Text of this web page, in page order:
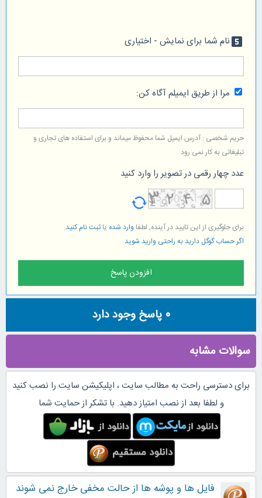
looks_5نام شما برای نمایش - اختیاری
مرا از طریق ایمیلم آگاه کن:
حریم شخصی : آدرس ایمیل شما محفوظ میماند و برای استفاده های تجاری و
تبلیغاتی به کار نمی رود
عدد چهار رقمی در تصویر را وارد کنید
برای جلوگیری از این تایید در آینده, لطفا وارد شده یاثبت نام کنید.
اگر حساب گوگل دارید به راحتی وارید شوید
0 پاسخ وجود دارد
سوالات مشابه
برای دسترسی راحت به مطالب سایت ، اپلیکیشن سایت را نصب کنید
و لطفا بعد از نصب امتیاز دهید. با تشکر از حمایت شما
فایل ها و پوشه ها از حالت مخفی خارج نمی شوند